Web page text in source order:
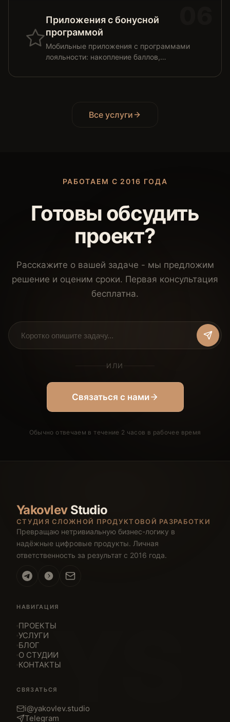
Приложения с бонусной
программой
Мобильные приложения с программами
лояльности: накопление баллов,
Все услуги
РАБОТАЕМ С 2016 ГОДА
Готовы обсудить
проект?
Расскажите о вашей задаче - мы предложим
решение и оценим сроки. Первая консультация
бесплатна.
ИЛИ
Связаться с нами
Обычно отвечаем в течение 2 часов в рабочее время
YS
YakovlevStudio
СТУДИЯ СЛОЖНОЙ ПРОДУКТОВОЙ РАЗРАБОТКИ
Превращаю нетривиальную бизнес-логику в
надёжные цифровые продукты. Личная
ответственность за результат с 2016 года.
НАВИГАЦИЯ
ПРОЕКТЫ
УСЛУГИ
БЛОГ
О СТУДИИ
КОНТАКТЫ
СВЯЗАТЬСЯ
i@yakovlev.studio
Telegram